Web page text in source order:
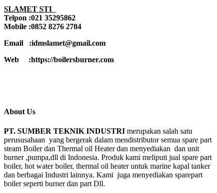
SLAMET STI
Telpon :021 35295862
Mobile :0852 8276 2784
Email :idmslamet@gmail.com
Web :https://boilersburner.com
About Us
PT. SUMBER TEKNIK INDUSTRI merupakan salah satu
perususahaan yang bergerak dalam mendistributor semua spare part
steam Boiler dan Thermal oil Heater dan menyediakan dan unit
burner ,pumpa,dll di Indonesia. Produk kami meliputi jual spare part
boiler, hot water boiler, thermal oil heater untuk marine kapal tanker
dan berbagai Industri lainnya. Kami juga menyediakan sparepart
boiler seperti burner dan part Dll.